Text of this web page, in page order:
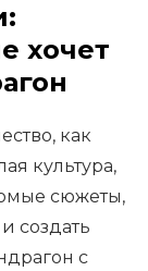
хочет
как
культура,
сюжеты,
создать
с